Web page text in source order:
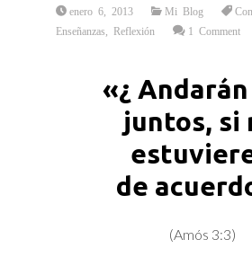
enero 6, 2013 Mi Blog
Enseñanzas
Reflexión 1 Comment
«¿
juntos, si
de
(Amós 3:3)